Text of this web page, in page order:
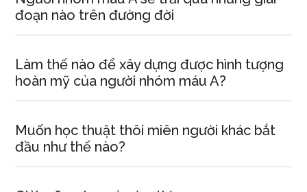
đoạn nào trên đường đời
Làm thế nào để xây dựng được hình tượng
hoàn mỹ của người nhóm máu A?
Muốn học thuật thôi miên người khác bắt
đầu như thế nào?